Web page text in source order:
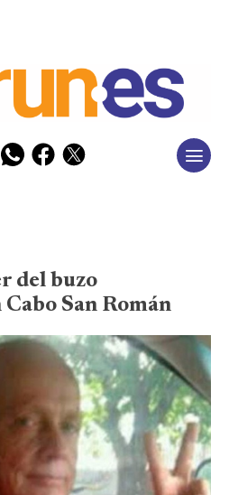
del buzo
San Román